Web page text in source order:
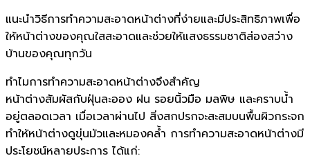
แนะนำวิธีการทำความสะอาดหน้าต่างที่ง่ายและมีประสิทธิภาพเพื่อ
ให้หน้าต่างของคุณใสสะอาดและช่วยให้แสงธรรมชาติส่องสว่าง
บ้านของคุณทุกวัน
ทำไมการทำความสะอาดหน้าต่างจึงสำคัญ
หน้าต่างสัมผัสกับฝุ่นละออง ฝน รอยนิ้วมือ มลพิษ และคราบน้ำ
อยู่ตลอดเวลา เมื่อเวลาผ่านไป สิ่งสกปรกจะสะสมบนพื้นผิวกระจก
ทำให้หน้าต่างดูขุ่นมัวและหมองคล้ำ การทำความสะอาดหน้าต่างมี
ประโยชน์หลายประการ ได้แก่: